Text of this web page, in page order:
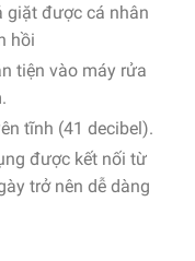
giặt được cá nhân
hồi
tiện vào máy rửa
tĩnh (41 decibel).
được kết nối từ
trở nên dễ dàng